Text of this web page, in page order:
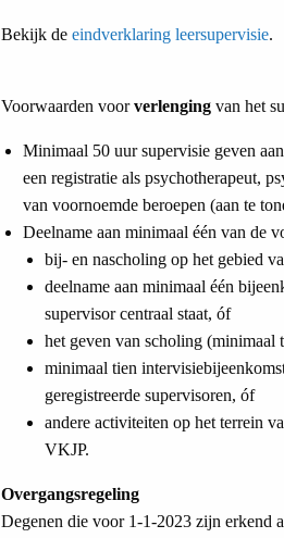
Bekijk deeindverklaring leersupervisie.
Voorwaarden voorverlenging van het
Minimaal 50 uur supervisie geven
een registratie als psychotherapeut,
van voornoemde beroepen (aan te
Deelname aan minimaal één van de
bij- en nascholing op het gebied
deelname aan minimaal één
supervisor centraal staat, óf
het geven van scholing
minimaal tien
geregistreerde supervisoren, óf
andere activiteiten op het terrein
VKJP.
Overgangsregeling
Degenen die voor 1-1-2023 zijn erkend